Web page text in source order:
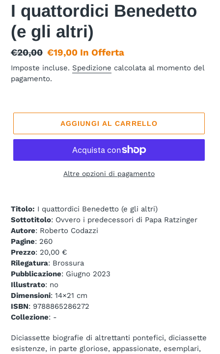
I quattordici Benedetto
(e gli altri)
Prezzo
di
listino
€20,00 Prezzo
scontato
€19,00 In Offerta
Imposte incluse. Spedizione calcolata al momento del
pagamento.
AGGIUNGI AL CARRELLO
Altre opzioni di pagamento
Titolo: I quattordici Benedetto (e gli altri)
Sottotitolo: Ovvero i predecessori di Papa Ratzinger
Autore: Roberto Codazzi
Pagine: 260
Prezzo: 20,00 €
Rilegatura: Brossura
Pubblicazione: Giugno 2023
Illustrato: no
Dimensioni: 14×21 cm
ISBN: 9788865286272
Collezione: -
Diciassette biografie di altrettanti pontefici, diciassette
esistenze, in parte gloriose, appassionate, esemplari,